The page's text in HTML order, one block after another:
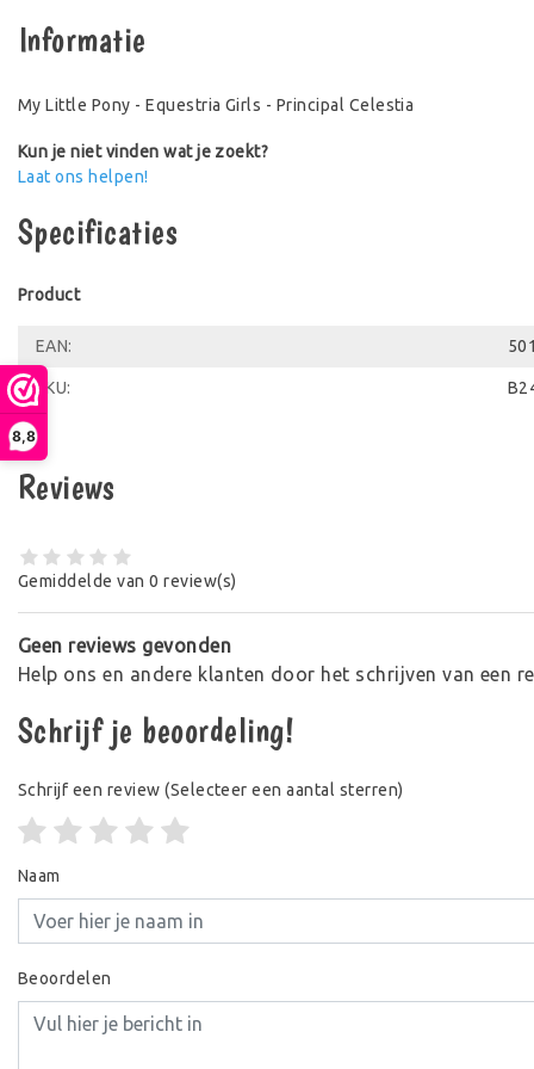
8,8
Informatie
My Little Pony - Equestria Girls - Principal Celestia
Kun je niet vinden wat je zoekt?
Laat ons helpen!
Specificaties
Product
EAN:
SKU:
Reviews
Gemiddelde van 0 review(s)
Geen reviews gevonden
Help ons en andere klanten door het schrijven van een
Schrijf je beoordeling!
Schrijf een review (Selecteer een aantal sterren)
Naam
Beoordelen